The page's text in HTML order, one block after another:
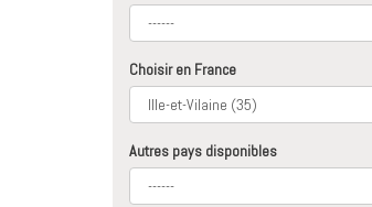
Choisir en France
Autres pays disponibles